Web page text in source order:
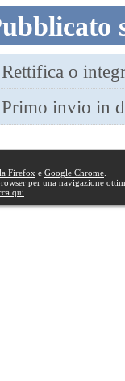
Rettifica o
Primo invio in
Firefox e Google Chrome
per una navigazione
qui